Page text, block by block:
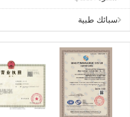
سبائك طبية